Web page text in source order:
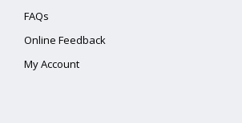
FAQs
Online Feedback
My Account